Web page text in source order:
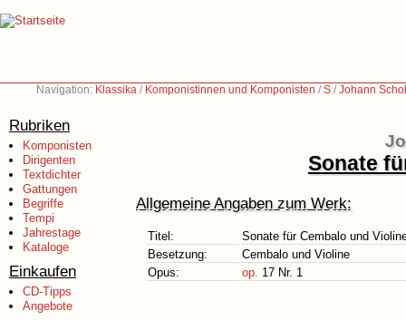
Navigation: Klassika / Komponistinnen und Komponisten /S /Johann
Rubriken
Komponisten
Dirigenten
Textdichter
Gattungen
Begriffe
Tempi
Jahrestage
Kataloge
Einkaufen
CD-Tipps
Angebote
Sonate
Allgemeine Angaben zum Werk:
Titel:
Sonate für Cembalo und
Besetzung:
Cembalo und Violine
Opus:
op. 17 Nr. 1